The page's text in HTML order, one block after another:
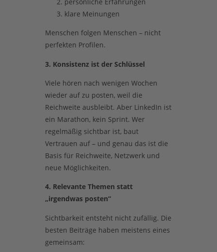
klare Meinungen
Menschen folgen Menschen – nicht
perfekten Profilen.
3. Konsistenz ist der Schlüssel
Viele hören nach wenigen Wochen
wieder auf zu posten, weil die
Reichweite ausbleibt. Aber LinkedIn ist
ein Marathon, kein Sprint. Wer
regelmäßig sichtbar ist, baut
Vertrauen auf – und genau das ist die
Basis für Reichweite, Netzwerk und
neue Möglichkeiten.
4. Relevante Themen statt
„irgendwas posten“
Sichtbarkeit entsteht nicht zufällig. Die
besten Beiträge haben meistens eines
gemeinsam: